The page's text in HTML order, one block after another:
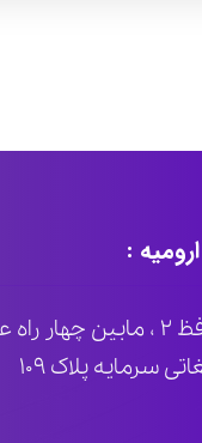
:
خیابان حافظ ۲ ،
سرمایه پلاک ۱۰۹